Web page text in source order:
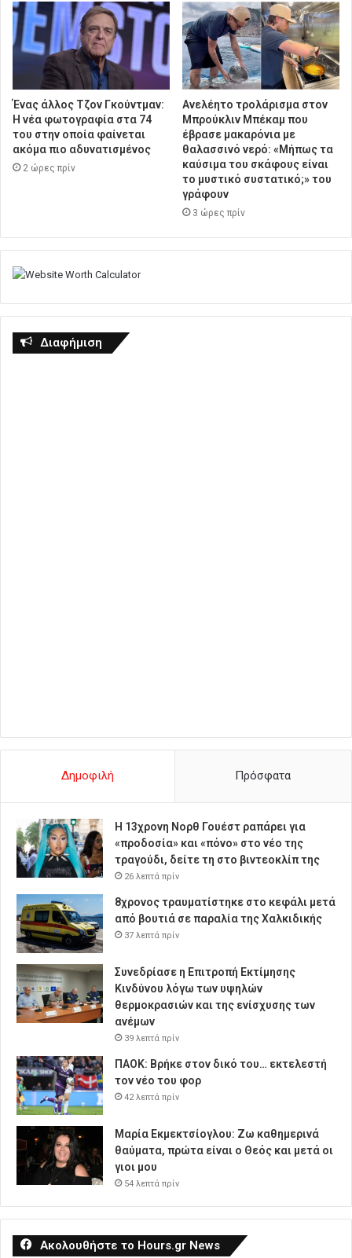
Ένας άλλος Τζον Γκούντμαν:
H νέα φωτογραφία στα 74
του στην οποία φαίνεται
ακόμα πιο αδυνατισμένος
2 ώρες πρίν
Ανελέητο τρολάρισμα στον
Μπρούκλιν Μπέκαμ που
έβρασε μακαρόνια με
θαλασσινό νερό: «Μήπως τα
καύσιμα του σκάφους είναι
το μυστικό συστατικό;» του
γράφουν
3 ώρες πρίν
Διαφήμιση
Δημοφιλή Πρόσφατα
Η 13χρονη Νορθ Γουέστ ραπάρει για
«προδοσία» και «πόνο» στο νέο της
τραγούδι, δείτε τη στο βιντεοκλίπ της
26 λεπτά πρίν
8χρονος τραυματίστηκε στο κεφάλι μετά
από βουτιά σε παραλία της Χαλκιδικής
37 λεπτά πρίν
Συνεδρίασε η Επιτροπή Εκτίμησης
Κινδύνου λόγω των υψηλών
θερμοκρασιών και της ενίσχυσης των
ανέμων
39 λεπτά πρίν
ΠΑΟΚ: Βρήκε στον δικό του… εκτελεστή
τον νέο του φορ
42 λεπτά πρίν
Μαρία Εκμεκτσίογλου: Ζω καθημερινά
θαύματα, πρώτα είναι ο Θεός και μετά οι
γιοι μου
54 λεπτά πρίν
Ακολουθήστε το Hours.gr News